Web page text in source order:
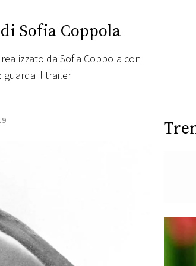
Sofia Coppola
da Sofia Coppola con
guarda il trailer